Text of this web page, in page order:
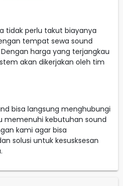
tidak perlu takut biayanya
tempat sewa sound
harga yang terjangkau
akan dikerjakan oleh tim
bisa langsung menghubungi
memenuhi kebutuhan sound
kami agar bisa
solusi untuk kesusksesan